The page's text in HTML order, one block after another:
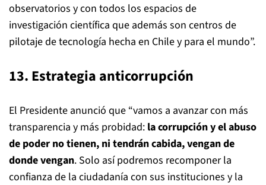
observatorios y con todos los espacios de
investigación científica que además son centros de
pilotaje de tecnología hecha en Chile y para el mundo”.
13. Estrategia anticorrupción
El Presidente anunció que “vamos a avanzar con más
transparencia y más probidad: la corrupción y el abuso
de poder no tienen, ni tendrán cabida, vengan de
donde vengan. Solo así podremos recomponer la
confianza de la ciudadanía con sus instituciones y la